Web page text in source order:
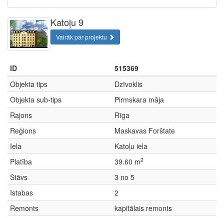
Katoļu 9
Vairāk par projektu
ID
515369
Objekta tips
Dzīvoklis
Objekta sub-tips
Pirmskara māja
Rajons
Rīga
Reģions
Maskavas Forštate
Iela
Katoļu iela
Platība
39.60 m2
Stāvs
3 no 5
Istabas
2
Remonts
kapitālais remonts